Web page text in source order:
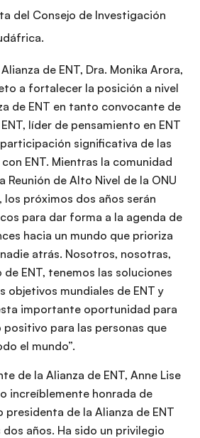
del Consejo de Investigación
de ENT, Dra. Monika Arora,
a fortalecer la posición a nivel
de ENT en tanto convocante de
líder de pensamiento en ENT
significativa de las
ENT. Mientras la comunidad
Reunión de Alto Nivel de la ONU
los próximos dos años serán
para dar forma a la agenda de
hacia un mundo que prioriza
atrás. Nosotros, nosotras,
ENT, tenemos las soluciones
objetivos mundiales de ENT y
importante oportunidad para
positivo para las personas que
el mundo”.
de la Alianza de ENT, Anne Lise
increíblemente honrada de
presidenta de la Alianza de ENT
años. Ha sido un privilegio